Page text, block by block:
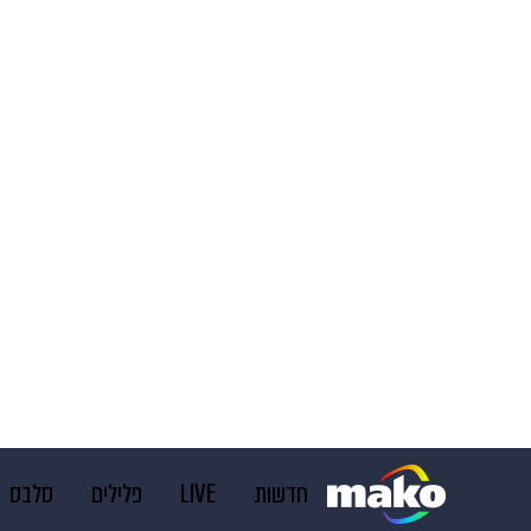
חדשות LIVE פלילים סלבס